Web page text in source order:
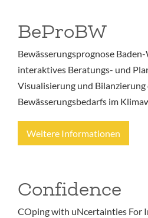
BeProBW
Bewässerungsprognose
interaktives Beratungs- und
Visualisierung und
Bewässerungsbedarfs im
Weitere Informationen
Confidence
COping with uNcertainties For